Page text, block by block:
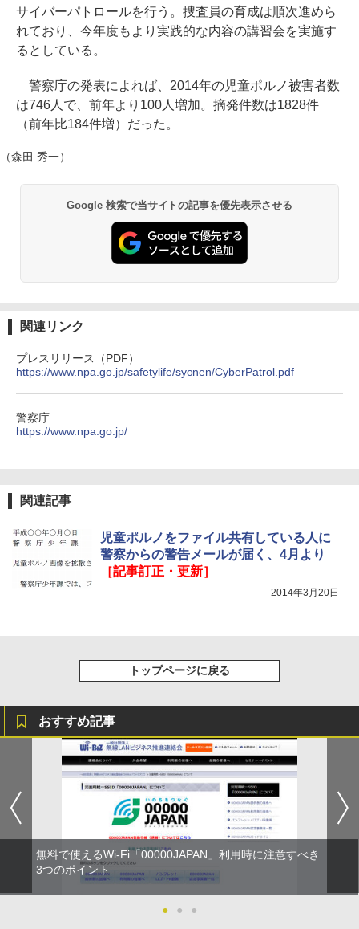
サイバーパトロールを行う。捜査員の育成は順次進めら
れており、今年度もより実践的な内容の講習会を実施す
るとしている。
警察庁の発表によれば、2014年の児童ポルノ被害者数
は746人で、前年より100人増加。摘発件数は1828件
（前年比184件増）だった。
（森田 秀一）
Google 検索で当サイトの記事を優先表示させる
関連リンク
プレスリリース（PDF）
https://www.npa.go.jp/safetylife/syonen/CyberPatrol.pdf
警察庁
https://www.npa.go.jp/
関連記事
児童ポルノをファイル共有している人に
警察からの警告メールが届く、4月より
［記事訂正・更新］
2014年3月20日
トップページに戻る
おすすめ記事
無料で使えるWi-Fi「00000JAPAN」利用時に注意すべき
3つのポイント
● ● ●